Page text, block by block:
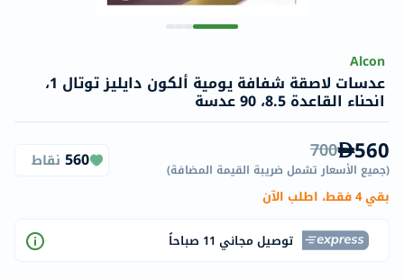
Alcon
عدسات لاصقة شفافة يومية ألكون دايليز توتال 1،
انحناء القاعدة 8.5، 90 عدسة
560
700
(جميع الأسعار تشمل ضريبة القيمة المضافة)
560 نقاط
بقي 4 فقط، اطلب الآن
توصيل مجاني 11 صباحاً